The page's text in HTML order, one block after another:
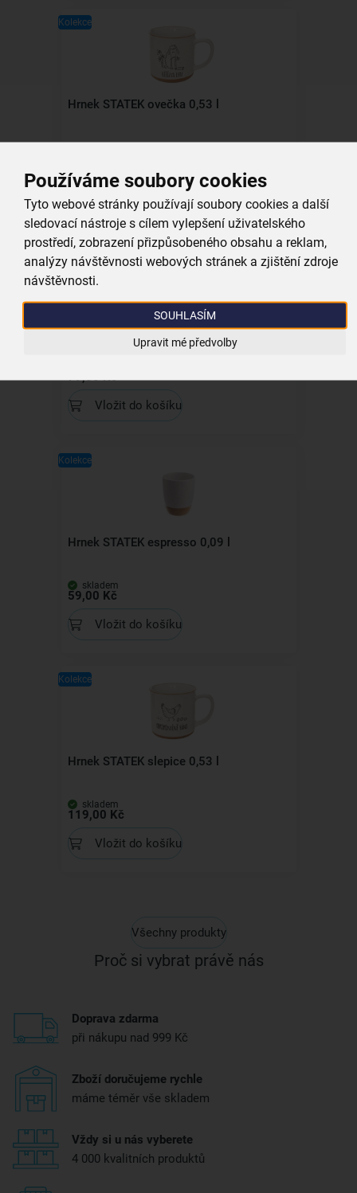
Používáme soubory cookies
Tyto webové stránky používají soubory cookies a další
sledovací nástroje s cílem vylepšení uživatelského
prostředí, zobrazení přizpůsobeného obsahu a reklam,
analýzy návštěvnosti webových stránek a zjištění zdroje
návštěvnosti.
SOUHLASÍM
Upravit mé předvolby
Kolekce
Hrnek STATEK ovečka 0,53 l
Vložit do košíku
Kolekce
Hrnek STATEK cappuccino 0,3 l
79,00 Kč
Vložit do košíku
Kolekce
Hrnek STATEK espresso 0,09 l
skladem
59,00 Kč
Vložit do košíku
Kolekce
Hrnek STATEK slepice 0,53 l
skladem
119,00 Kč
Vložit do košíku
Všechny produkty
Proč si vybrat právě nás
Doprava zdarma
při nákupu nad 999 Kč
Zboží doručujeme rychle
máme téměr vše skladem
Vždy si u nás vyberete
4 000 kvalitních produktů